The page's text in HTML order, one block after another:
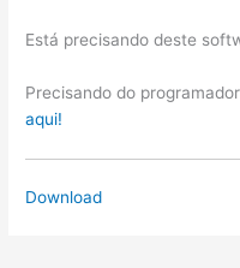
Está precisando deste
Precisando do
aqui!
Download